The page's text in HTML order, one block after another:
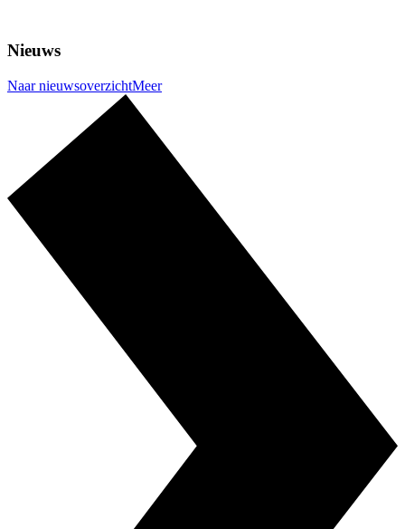
Nieuws
Naar nieuwsoverzichtMeer